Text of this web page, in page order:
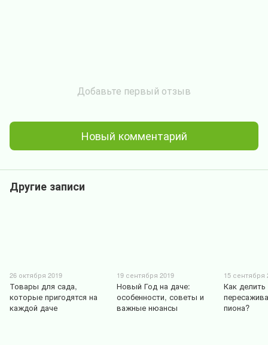
Добавьте первый отзыв
Новый комментарий
Другие записи
26 октября 2019
Товары для сада,
которые пригодятся на
каждой даче
19 сентября 2019
Новый Год на даче:
особенности, советы и
важные нюансы
15 сентября
Как делить
пиона?